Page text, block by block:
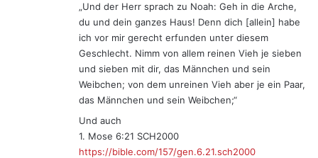
„Und der Herr sprach zu Noah: Geh in die Arche,
du und dein ganzes Haus! Denn dich [allein] habe
ich vor mir ge­recht erfunden unter diesem
Geschlecht. Nimm von allem reinen Vieh je sieben
und sieben mit dir, das Männchen und sein
Weibchen; von dem unreinen Vieh aber je ein Paar,
das Männchen und sein Weibchen;“
Und auch
‭‭1. Mose‬ ‭6:21‬ ‭SCH2000‬‬
https://bible.com/157/gen.6.21.sch2000